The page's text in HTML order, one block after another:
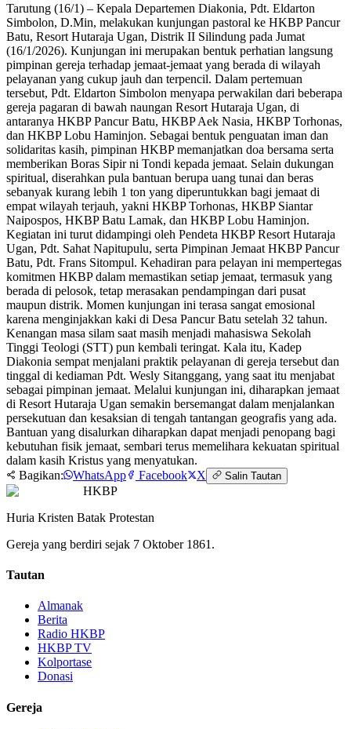
Tarutung (16/1) – Kepala Departemen Diakonia, Pdt. Eldarton
Simbolon, D.Min, melakukan kunjungan pastoral ke HKBP Pancur
Batu, Resort Hutaraja Ugan, Distrik II Silindung pada Jumat
(16/1/2026). Kunjungan ini merupakan bentuk perhatian langsung
pimpinan gereja terhadap jemaat-jemaat yang berada di wilayah
pelayanan yang cukup jauh dan terpencil. Dalam pertemuan
tersebut, Pdt. Eldarton Simbolon menyapa perwakilan dari beberapa
gereja pagaran di bawah naungan Resort Hutaraja Ugan, di
antaranya HKBP Pancur Batu, HKBP Aek Nasia, HKBP Torhonas,
dan HKBP Lobu Haminjon. Sebagai bentuk penguatan iman dan
solidaritas kasih, pimpinan HKBP memanjatkan doa bersama serta
memberikan Boras Sipir ni Tondi kepada jemaat. Selain dukungan
spiritual, diserahkan pula bantuan berupa uang tunai dan beras
sebanyak kurang lebih 1 ton yang diperuntukkan bagi jemaat di
empat wilayah terjauh, yakni HKBP Torhonas, HKBP Siantar
Naipospos, HKBP Batu Lamak, dan HKBP Lobu Haminjon.
Kegiatan ini turut didampingi oleh Pendeta HKBP Resort Hutaraja
Ugan, Pdt. Sahat Napitupulu, serta Pimpinan Jemaat HKBP Pancur
Batu, Pdt. Frans Sitompul. Kehadiran para pelayan ini mempertegas
komitmen HKBP dalam memastikan setiap jemaat, termasuk yang
berada di pelosok, tetap merasakan pendampingan dari pusat
maupun distrik. Momen kunjungan ini terasa sangat emosional
karena menginjakkan kaki di Desa Pancur Batu setelah 32 tahun.
Kenangan masa silam saat masih menjadi mahasiswa Sekolah
Tinggi Teologi (STT) pun kembali teringat. Kala itu, Kadep
Diakonia sempat menjalani praktik pelayanan di gereja tersebut dan
tinggal di kediaman Pdt. Wesly Sitanggang, yang saat itu menjabat
sebagai pimpinan jemaat. Melalui kunjungan ini, diharapkan jemaat
di Resort Hutaraja Ugan semakin bersemangat dalam menjalankan
persekutuan dan kesaksian di tengah tantangan geografis yang ada.
Bantuan yang disalurkan diharapkan dapat menjadi penopang bagi
kebutuhan fisik jemaat, sembari terus memelihara kekuatan spiritual
dalam kasih Kristus yang menyatukan.
Bagikan:
WhatsApp Facebook X Salin Tautan
HKBP
Huria Kristen Batak Protestan
Gereja yang berdiri sejak 7 Oktober 1861.
Tautan
Almanak
Berita
Radio HKBP
HKBP TV
Kolportase
Donasi
Gereja